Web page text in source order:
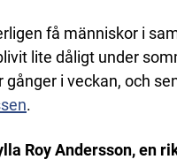
få människor i
lite dåligt under
gånger i veckan, och
.
Roy Andersson, en